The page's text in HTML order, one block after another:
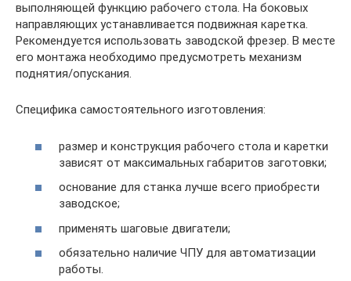
выполняющей функцию рабочего стола. На боковых
направляющих устанавливается подвижная каретка.
Рекомендуется использовать заводской фрезер. В месте
его монтажа необходимо предусмотреть механизм
поднятия/опускания.
Специфика самостоятельного изготовления:
размер и конструкция рабочего стола и каретки
зависят от максимальных габаритов заготовки;
основание для станка лучше всего приобрести
заводское;
применять шаговые двигатели;
обязательно наличие ЧПУ для автоматизации
работы.